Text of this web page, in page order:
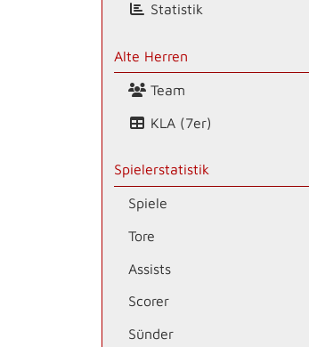
Statistik
Alte Herren
Team
KLA (7er)
Spielerstatistik
Spiele
Tore
Assists
Scorer
Sünder